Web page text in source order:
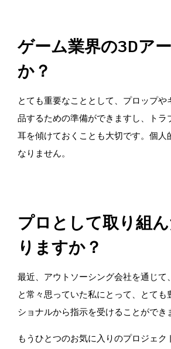
ゲーム業界の3Dア
か？
とても重要なこととして、プロップ
品するための準備ができますし、ト
耳を傾けておくことも大切です。個
なりません。
プロとして取り組
りますか？
最近、アウトソーシング会社を通じ
と常々思っていた私にとって、とて
ショナルから指示を受けることができ
もうひとつのお気に入りのプロジェ